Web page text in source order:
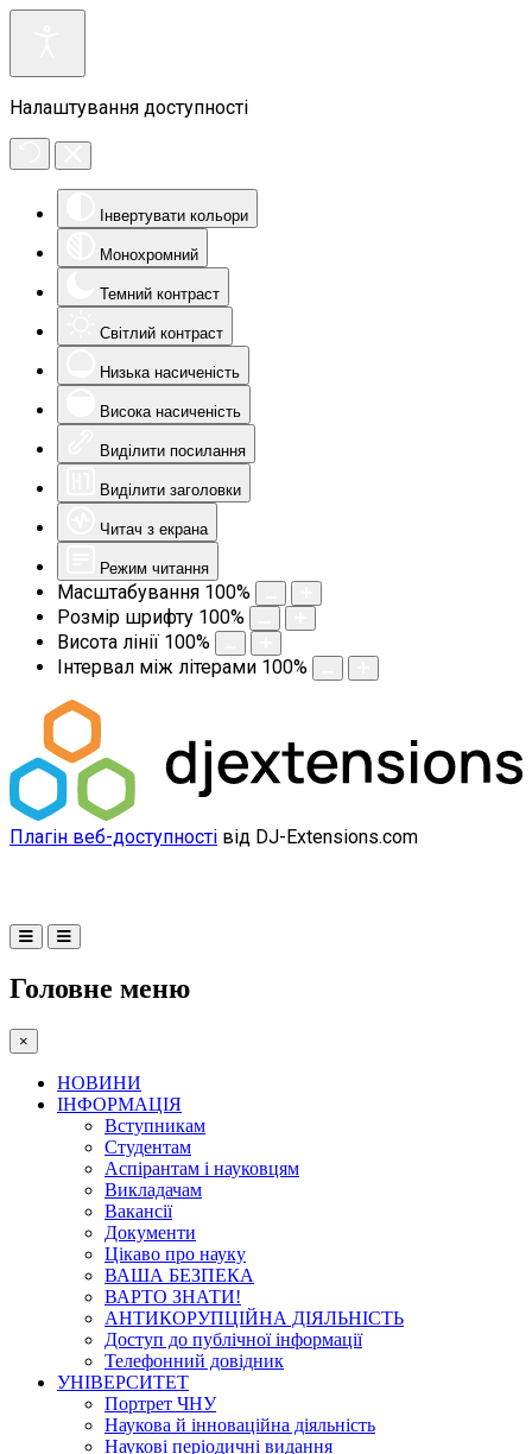
Налаштування доступності
Інвертувати кольори
Монохромний
Темний контраст
Світлий контраст
Низька насиченість
Висока насиченість
Виділити посилання
Виділити заголовки
Читач з екрана
Режим читання
Масштабування 100%
Розмір шрифту 100%
Висота лінії 100%
Інтервал між літерами 100%
Плагін веб-доступності від DJ-Extensions.com
Головне меню
×
НОВИНИ
ІНФОРМАЦІЯ
Вступникам
Студентам
Аспірантам і науковцям
Викладачам
Вакансії
Документи
Цікаво про науку
ВАША БЕЗПЕКА
ВАРТО ЗНАТИ!
АНТИКОРУПЦІЙНА ДІЯЛЬНІСТЬ
Доступ до публічної інформації
Телефонний довідник
УНІВЕРСИТЕТ
Портрет ЧНУ
Наукова й інноваційна діяльність
Наукові періодичні видання